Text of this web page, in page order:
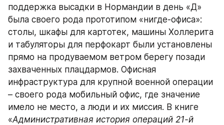
поддержка высадки в Нормандии в день «Д»
была своего рода прототипом «нигде-офиса»:
столы, шкафы для картотек, машины Холлерита
и табуляторы для перфокарт были установлены
прямо на продуваемом ветром берегу позади
захваченных плацдармов. Офисная
инфраструктура для крупной военной операции
– своего рода мобильный офис, где значение
имело не место, а люди и их миссия. В книге
«Административная история операций 21-й